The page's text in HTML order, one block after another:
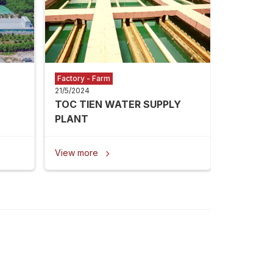
Factory - Farm
21/5/2024
TOC TIEN WATER SUPPLY
PLANT
View more 